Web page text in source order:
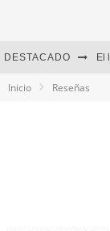
DESTACADO
Inicio Reseñas